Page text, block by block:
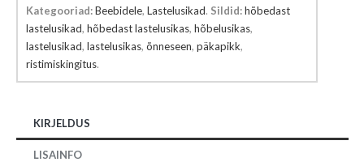
Kategooriad:Beebidele, Lastelusikad. Sildid:hõbedast
lastelusikad, hõbedast lastelusikas, hõbelusikas,
lastelusikad, lastelusikas, õnneseen, päkapikk,
ristimiskingitus.
KIRJELDUS
LISAINFO